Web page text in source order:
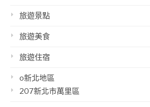
旅遊景點
旅遊美食
旅遊住宿
o新北地區
207新北市萬里區